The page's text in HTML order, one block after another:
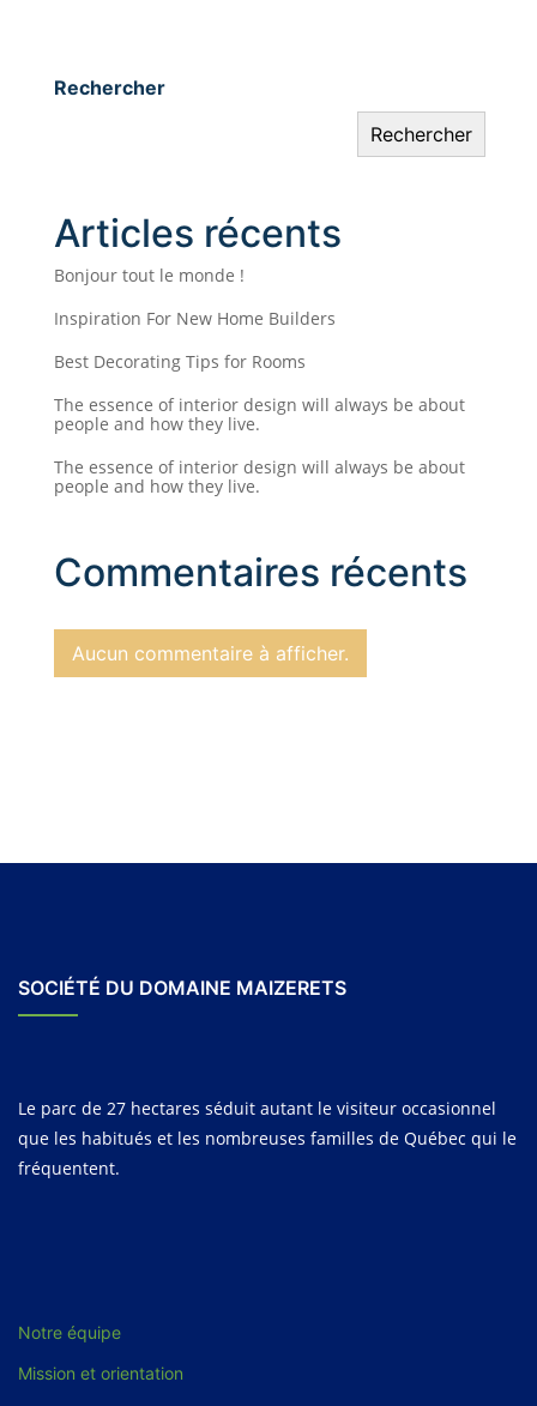
Rechercher
Rechercher
Articles récents
Bonjour tout le monde !
Inspiration For New Home Builders
Best Decorating Tips for Rooms
The essence of interior design will always be about
people and how they live.
The essence of interior design will always be about
people and how they live.
Commentaires récents
Aucun commentaire à afficher.
SOCIÉTÉ DU DOMAINE MAIZERETS
Le parc de 27 hectares séduit autant le visiteur occasionnel
que les habitués et les nombreuses familles de Québec qui le
fréquentent.
Notre équipe
Mission et orientation